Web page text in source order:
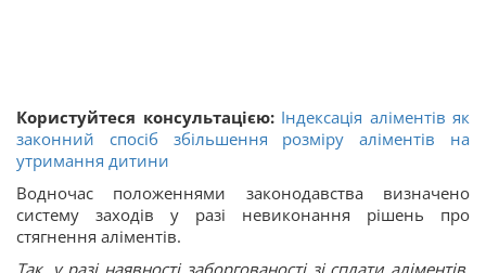
Користуйтеся консультацією: Індексація аліментів як
законний спосіб збільшення розміру аліментів на
утримання дитини
Водночас положеннями законодавства визначено
систему заходів у разі невиконання рішень про
стягнення аліментів.